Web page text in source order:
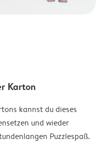
Karton
kannst du dieses
und wieder
Puzzlespaß.